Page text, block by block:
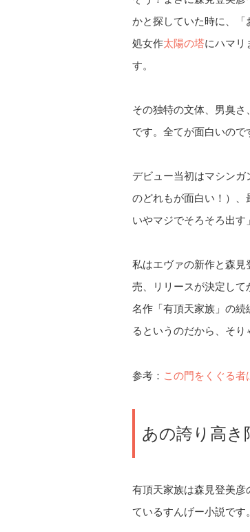
かと探していた時に、
処女作太陽の塔にハマリ
す。
その独特の文体、男臭
です。全てが面白いので
デビュー当初はマシン
のどれもが面白い！）、
いやマジでそろそろ出す
私はエヴァの新作と森
売、リリースが決定して
名作「有頂天家族」の続
るというのだから、そり
参考： この門をくぐる者
あの誇り高き
有頂天家族は森見登美
ているすんげー小説です。